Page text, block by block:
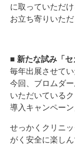
に取っていただ
お立ち寄りいただ
■ 新たな試み「セ
毎年出展させて
今回、ブロムダ
いただいている
導入キャンペーン
せっかくクリニ
がく安全に楽し